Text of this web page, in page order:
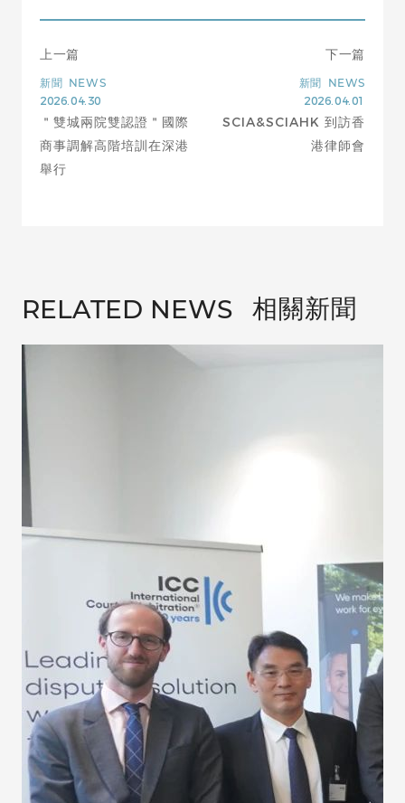
上一篇
新聞 NEWS
2026.04.30
＂雙城兩院雙認證＂國際
商事調解高階培訓在深港
舉行
下一篇
新聞
NEWS
2026.04.01
SCIA&SCIAHK 到訪香
港律師會
RELATED NEWS 相關新聞